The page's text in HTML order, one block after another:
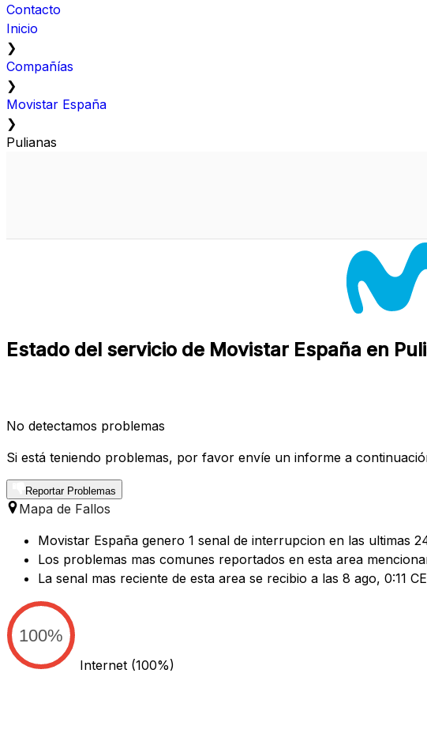
Contacto
Inicio
❯
Compañías
❯
Movistar España
❯
Pulianas
Estado del servicio de Movistar España en
No detectamos problemas
Si está teniendo problemas, por favor envíe un informe a
Reportar Problemas
Mapa de Fallos
Movistar España genero 1 senal de interrupcion en las ultimas
Los problemas mas comunes reportados en esta area
La senal mas reciente de esta area se recibio a las 8 ago, 0:11
100%
Internet (100%)